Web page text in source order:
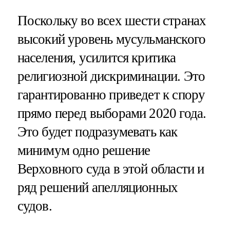
Поскольку во всех шести странах
высокий уровень мусульманского
населения, усилится критика
религиозной дискриминации. Это
гарантированно приведет к спору
прямо перед выборами 2020 года.
Это будет подразумевать как
минимум одно решение
Верховного суда в этой области и
ряд решений апелляционных
судов.